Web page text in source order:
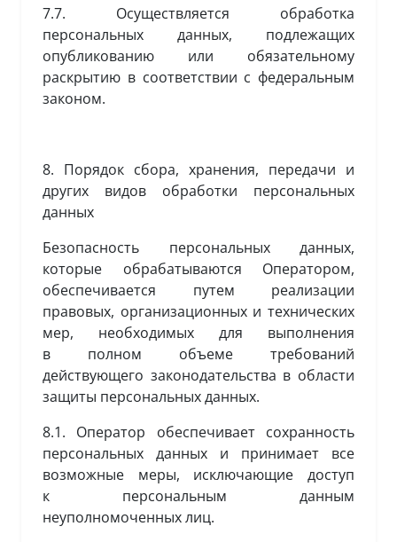
7.7. Осуществляется обработка
персональных данных, подлежащих
опубликованию или обязательному
раскрытию в соответствии с федеральным
законом.
8. Порядок сбора, хранения, передачи и
других видов обработки персональных
данных
Безопасность персональных данных,
которые обрабатываются Оператором,
обеспечивается путем реализации
правовых, организационных и технических
мер, необходимых для выполнения
в полном объеме требований
действующего законодательства в области
защиты персональных данных.
8.1. Оператор обеспечивает сохранность
персональных данных и принимает все
возможные меры, исключающие доступ
к персональным данным
неуполномоченных лиц.